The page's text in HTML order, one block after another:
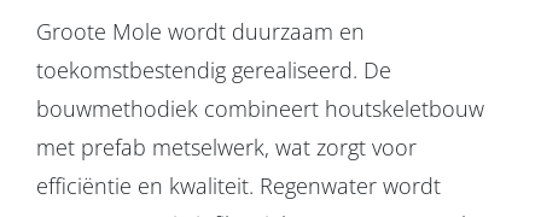
Groote Mole wordt duurzaam en
toekomstbestendig gerealiseerd. De
bouwmethodiek combineert houtskeletbouw
met prefab metselwerk, wat zorgt voor
efficiëntie en kwaliteit. Regenwater wordt